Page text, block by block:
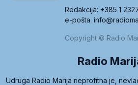
Redakcija: +385 1
e-pošta:
Copyright © Radio
Radio
Udruga Radio Marija neprofitna je,